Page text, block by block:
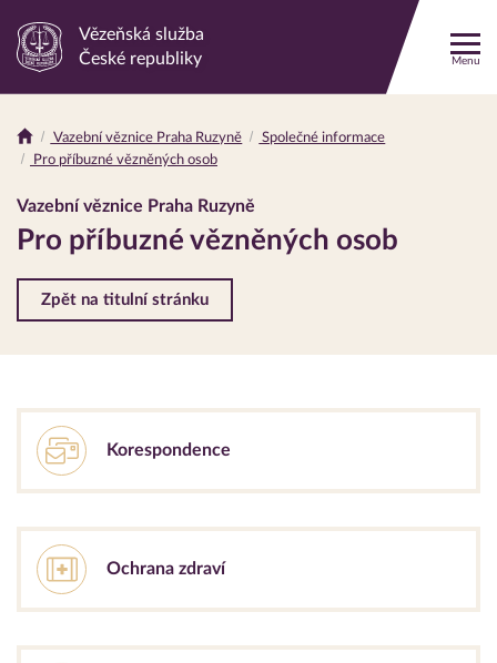
Odkaz
stránku
Vězeňská služba
České republiky
Menu
Drobečková
Vazební věznice Praha Ruzyně
Společné informace
Pro příbuzné vězněných osob
Vazební věznice Praha Ruzyně
Pro příbuzné vězněných osob
Zpět na titulní stránku
Korespondence
Ochrana zdraví